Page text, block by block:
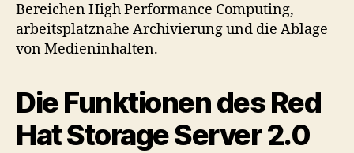
Bereichen High Performance Computing,
arbeitsplatznahe Archivierung und die Ablage
von Medieninhalten.
Die Funktionen des Red
Hat Storage Server 2.0